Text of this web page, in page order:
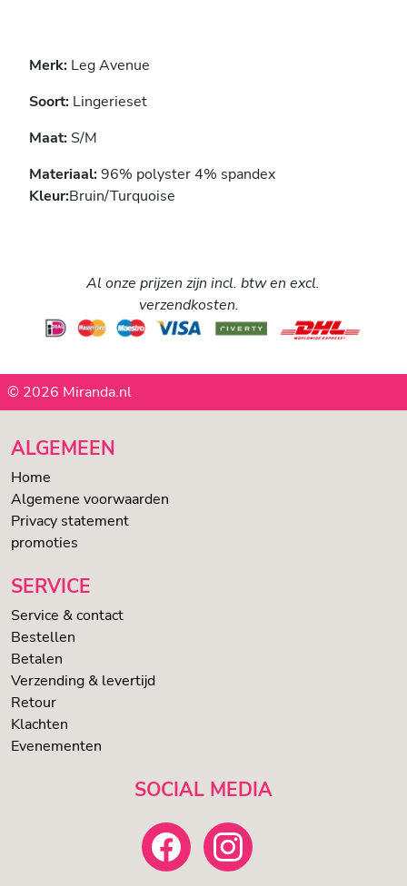
Merk: Leg Avenue
Soort: Lingerieset
Maat: S/M
Materiaal:96% polyster 4% spandex
Kleur:Bruin/Turquoise
Al onze prijzen zijn incl. btw en excl.
verzendkosten.
© 2026 Miranda.nl
ALGEMEEN
Home
Algemene voorwaarden
Privacy statement
promoties
SERVICE
Service & contact
Bestellen
Betalen
Verzending & levertijd
Retour
Klachten
Evenementen
SOCIAL MEDIA